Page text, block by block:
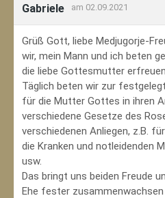
Gabriele am 02.09.2021
Grüß Gott, liebe Medjugorje-
wir, mein Mann und ich beten
die liebe Gottesmutter
Täglich beten wir zur
für die Mutter Gottes in ihren
verschiedene Gesetze des
verschiedenen Anliegen, z.B.
die Kranken und notleidenden
usw.
Das bringt uns beiden Freude
Ehe fester zusammenwachsen